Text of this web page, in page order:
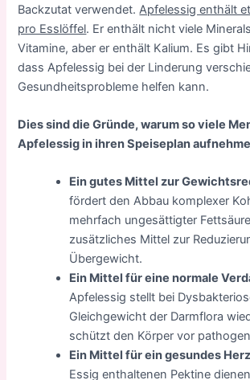
Backzutat verwendet. Apfelessig enthält
pro Esslöffel. Er enthält nicht viele
Vitamine, aber er enthält Kalium. Es gibt
dass Apfelessig bei der Linderung
Gesundheitsprobleme helfen kann.
Dies sind die Gründe, warum so viele
Apfelessig in ihren Speiseplan
Ein gutes Mittel zur
fördert den Abbau komplexer
mehrfach ungesättigter
zusätzliches Mittel zur
Übergewicht.
Ein Mittel für eine normale
Apfelessig stellt bei
Gleichgewicht der Darmflora
schützt den Körper vor
Ein Mittel für ein gesundes
Essig enthaltenen Pektine